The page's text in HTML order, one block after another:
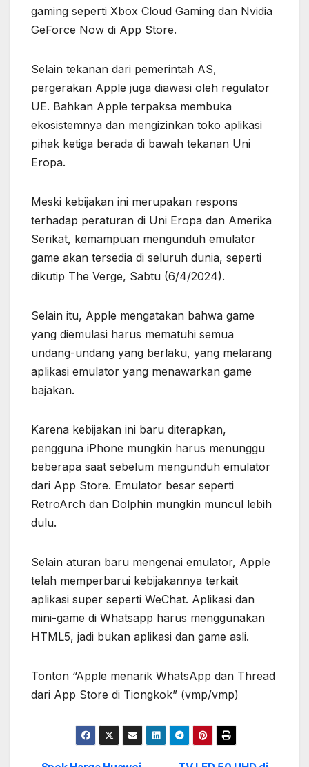
gaming seperti Xbox Cloud Gaming dan Nvidia
GeForce Now di App Store.
Selain tekanan dari pemerintah AS,
pergerakan Apple juga diawasi oleh regulator
UE. Bahkan Apple terpaksa membuka
ekosistemnya dan mengizinkan toko aplikasi
pihak ketiga berada di bawah tekanan Uni
Eropa.
Meski kebijakan ini merupakan respons
terhadap peraturan di Uni Eropa dan Amerika
Serikat, kemampuan mengunduh emulator
game akan tersedia di seluruh dunia, seperti
dikutip The Verge, Sabtu (6/4/2024).
Selain itu, Apple mengatakan bahwa game
yang diemulasi harus mematuhi semua
undang-undang yang berlaku, yang melarang
aplikasi emulator yang menawarkan game
bajakan.
Karena kebijakan ini baru diterapkan,
pengguna iPhone mungkin harus menunggu
beberapa saat sebelum mengunduh emulator
dari App Store. Emulator besar seperti
RetroArch dan Dolphin mungkin muncul lebih
dulu.
Selain aturan baru mengenai emulator, Apple
telah memperbarui kebijakannya terkait
aplikasi super seperti WeChat. Aplikasi dan
mini-game di Whatsapp harus menggunakan
HTML5, jadi bukan aplikasi dan game asli.
Tonton “Apple menarik WhatsApp dan Thread
dari App Store di Tiongkok” (vmp/vmp)